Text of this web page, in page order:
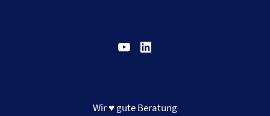
YouTube LinkedIn
Wir ♥ gute Beratung